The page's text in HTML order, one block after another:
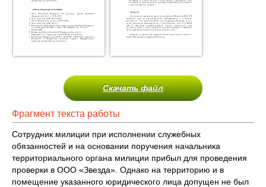
Скачать файл
Фрагмент текста работы
Сотрудник милиции при исполнении служебных
обязанностей и на основании поручения начальника
территориального органа милиции прибыл для проведения
проверки в ООО «Звезда». Однако на территорию и в
помещение указанного юридического лица допущен не был